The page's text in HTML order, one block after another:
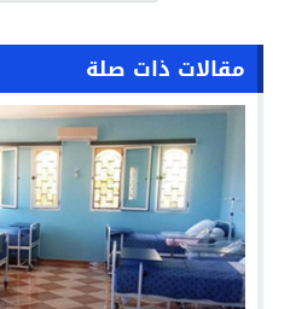
مقالات ذات صلة